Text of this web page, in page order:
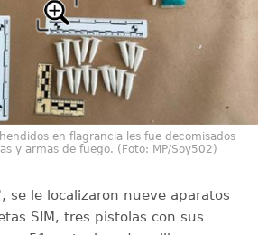
en flagrancia les fue decomisados
y armas de fuego. (Foto: MP/Soy502)
se le localizaron nueve aparatos
SIM, tres pistolas con sus